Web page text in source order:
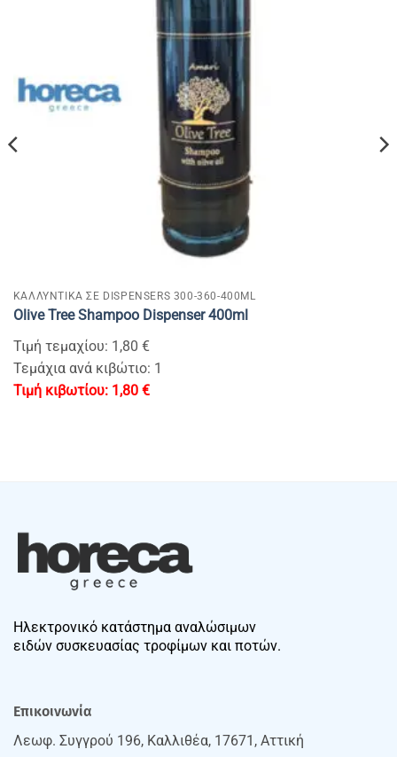
KAΛΛΥΝΤΙΚΑ ΣΕ DISPENSERS 300-360-400ML
Olive Tree Shampoo Dispenser 400ml
Τιμή τεμαχίου: 1,80 €
Τεμάχια ανά κιβώτιο: 1
1,80 €
Ηλεκτρονικό κατάστημα αναλώσιμων
ειδών συσκευασίας τροφίμων και ποτών.
Επικοινωνία
Λεωφ. Συγγρού 196, Καλλιθέα, 17671, Αττική